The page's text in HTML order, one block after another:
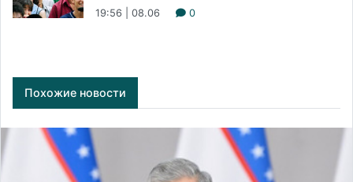
19:56 | 08.06 0
Похожие новости